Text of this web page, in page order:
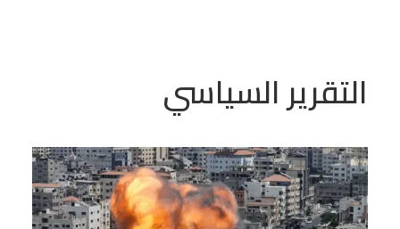
التقرير السياسي